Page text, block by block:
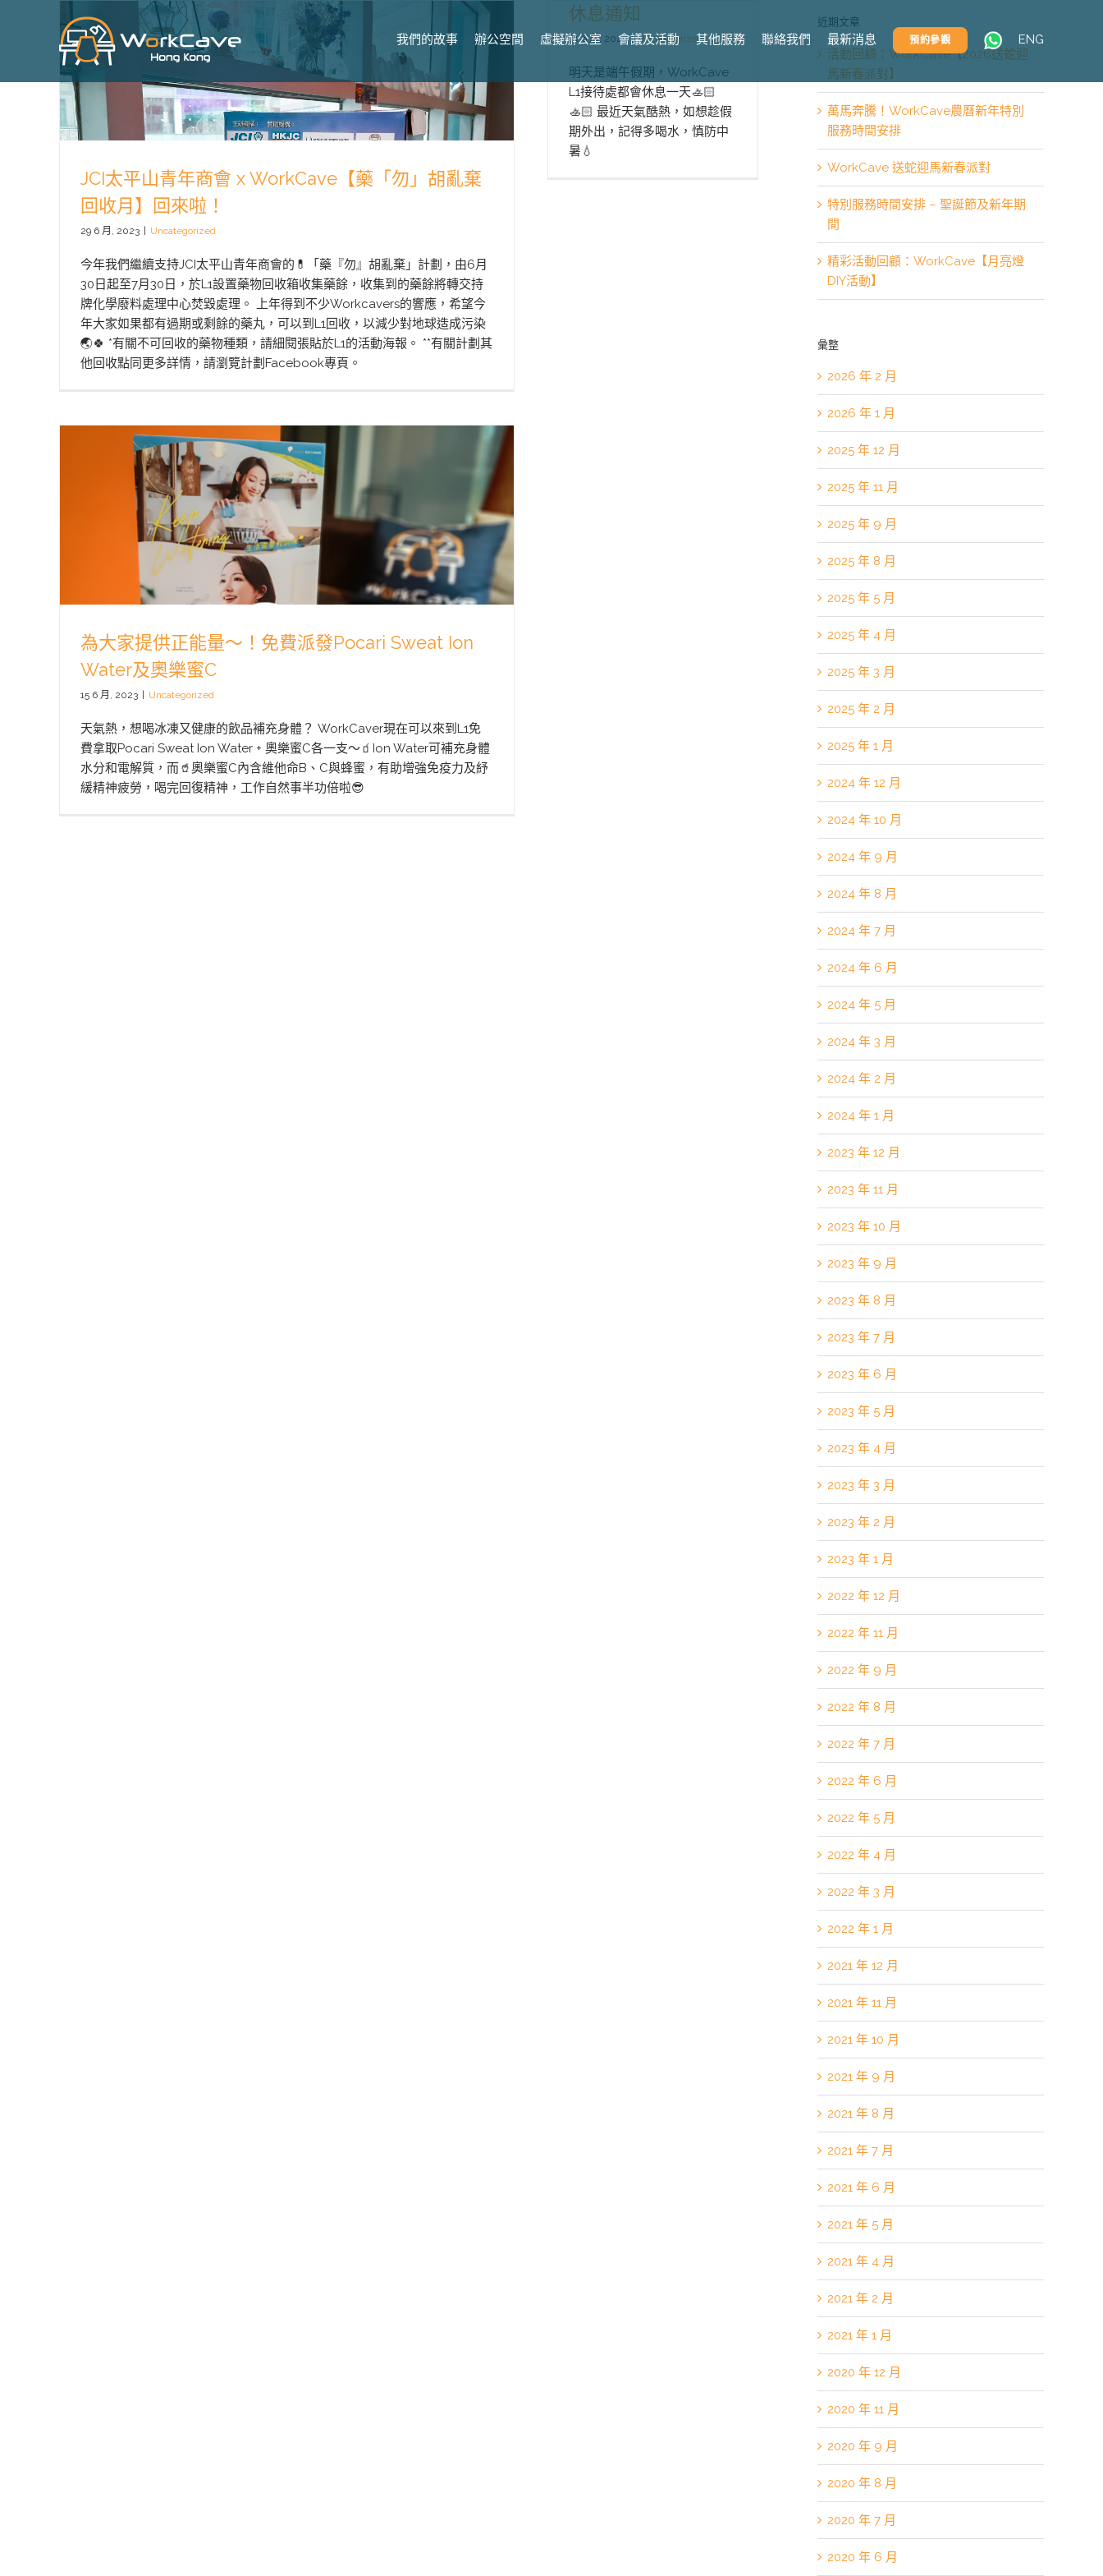
我們的故事 辦公空間 虛擬辦公室 會議及活動 其他服務 聯絡我們 最新消息 預約參觀 ENG
JCI太平山青年商會 x WorkCave【藥「勿」胡亂棄
回收月】回來啦！
29 6 月, 2023 Uncategorized
今年我們繼續支持JCI太平山青年商會的💊「藥『勿』胡亂棄」計劃，由6月
30日起至7月30日，於L1設置藥物回收箱收集藥餘，收集到的藥餘將轉交持
牌化學廢料處理中心焚毀處理。 上年得到不少Workcavers的響應，希望今
年大家如果都有過期或剩餘的藥丸，可以到L1回收，以減少對地球造成污染
🌏🍀 *有關不可回收的藥物種類，請細閱張貼於L1的活動海報。 **有關計劃其
他回收點同更多詳情，請瀏覽計劃Facebook專頁。
休息通知
21 6 月, 2023 | Uncategorized
明天是端午假期，WorkCave
L1接待處都會休息一天🚣🏻
🚣🏻 最近天氣酷熱，如想趁假
期外出，記得多喝水，慎防中
暑💧
為大家提供正能量～！免費派發Pocari Sweat Ion
Water及奧樂蜜C
15 6 月, 2023 Uncategorized
天氣熱，想喝冰凍又健康的飲品補充身體？ WorkCaver現在可以來到L1免
費拿取Pocari Sweat Ion Water + 奧樂蜜C各一支～🧃Ion Water可補充身體
水分和電解質，而🥤奧樂蜜C內含維他命B、C與蜂蜜，有助增強免疫力及紓
緩精神疲勞，喝完回復精神，工作自然事半功倍啦😎
近期文章
活動回顧：WorkCave【2026送蛇迎
馬新春派對】
萬馬奔騰！WorkCave農曆新年特別
服務時間安排
WorkCave 送蛇迎馬新春派對
特別服務時間安排 – 聖誕節及新年期
間
精彩活動回顧：WorkCave【月亮燈
DIY活動】
彙整
2026 年 2 月
2026 年 1 月
2025 年 12 月
2025 年 11 月
2025 年 9 月
2025 年 8 月
2025 年 5 月
2025 年 4 月
2025 年 3 月
2025 年 2 月
2025 年 1 月
2024 年 12 月
2024 年 10 月
2024 年 9 月
2024 年 8 月
2024 年 7 月
2024 年 6 月
2024 年 5 月
2024 年 3 月
2024 年 2 月
2024 年 1 月
2023 年 12 月
2023 年 11 月
2023 年 10 月
2023 年 9 月
2023 年 8 月
2023 年 7 月
2023 年 6 月
2023 年 5 月
2023 年 4 月
2023 年 3 月
2023 年 2 月
2023 年 1 月
2022 年 12 月
2022 年 11 月
2022 年 9 月
2022 年 8 月
2022 年 7 月
2022 年 6 月
2022 年 5 月
2022 年 4 月
2022 年 3 月
2022 年 1 月
2021 年 12 月
2021 年 11 月
2021 年 10 月
2021 年 9 月
2021 年 8 月
2021 年 7 月
2021 年 6 月
2021 年 5 月
2021 年 4 月
2021 年 2 月
2021 年 1 月
2020 年 12 月
2020 年 11 月
2020 年 9 月
2020 年 8 月
2020 年 7 月
2020 年 6 月